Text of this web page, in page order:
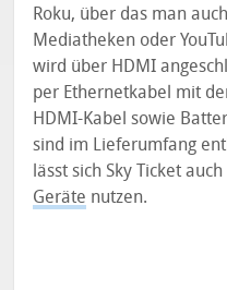
Roku, über das man
Mediatheken oder
wird über HDMI
per Ethernetkabel mit
HDMI-Kabel sowie
sind im Lieferumfang
lässt sich Sky Ticket
Geräte nutzen.